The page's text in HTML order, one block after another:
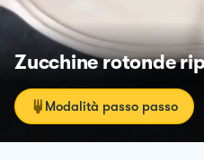
Zucchine rotonde
Modalità passo passo